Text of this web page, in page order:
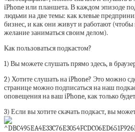
iPhone или планшета. В каждом эпизоде
людьми на две темы: как клевые
бизнес, и как они живут и работают
желание заниматься своим делом).
Как пользоваться подкастом?
1) Вы можете слушать прямо здесь, в
2) Хотите слушать на iPhone? Это можно
странице можно подписаться на наш
оповещения на ваш iPhone, как только
3) Если вы хотите скачать подкаст, вы